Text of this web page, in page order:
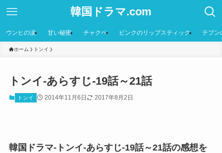
韓国ドラマ.com
ウンヒの涙 甘い秘密 チャクペ ピンクのリップスティック テプン
ホーム トンイ
トンイ-あらすじ-19話～21話
トンイ 2014年11月6日 2017年8月2日
韓国ドラマ-トンイ-あらすじ-19話～21話の感想を